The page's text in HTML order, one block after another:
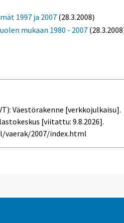
1997 ja 2007 (28.3.2008)
mukaan 1980 - 2007
Väestörakenne [verkkojulkaisu].
[viitattu: 9.8.2026].
2007/index.html